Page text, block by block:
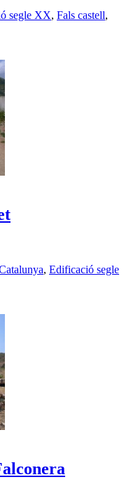
segle XX, Fals castell,
, Edificació segle